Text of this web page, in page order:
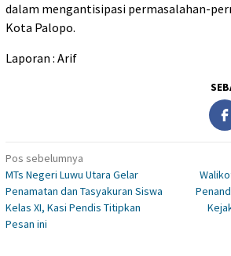
dalam mengantisipasi permasalahan-
Kota Palopo.
Laporan : Arif
Navigasi
pos
Pos sebelumnya
MTs Negeri Luwu Utara Gelar
Penamatan dan Tasyakuran Siswa
Kelas XI, Kasi Pendis Titipkan
Pesan ini